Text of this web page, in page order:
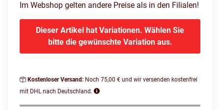
Im Webshop gelten andere Preise als in den Filialen!
Dieser Artikel hat Variationen. Wählen Sie
bitte die gewünschte Variation aus.
Kostenloser Versand: Noch 75,00 € und wir versenden kostenfrei
mit DHL nach Deutschland.